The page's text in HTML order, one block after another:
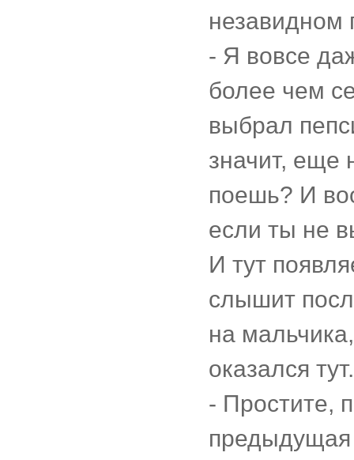
незавидном
- Я вовсе
более чем
выбрал
значит, еще
поешь? И
если ты не
И тут
слышит
на
оказался
- Простите,
предыдущая